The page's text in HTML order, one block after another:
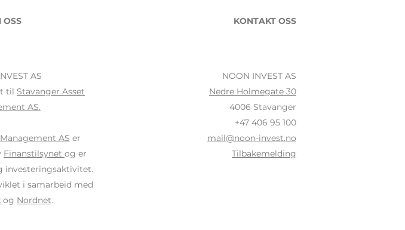
OSS
AS
til Stavanger Asset
AS.
AS er
Finanstilsynet og er
investeringsaktivitet.
i samarbeid med
og Nordnet.
KONTAKT OSS
NOON INVEST AS
Nedre Holmegate 30
4006 Stavanger
+47 406 95 100
mail@noon-invest.no
Tilbakemelding